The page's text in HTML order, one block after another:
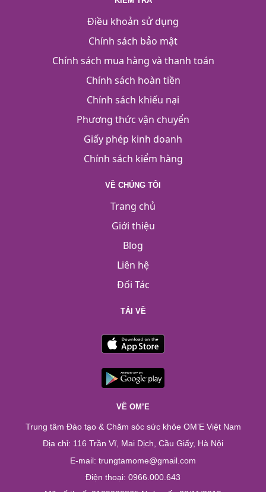
Điều khoản sử dụng
Chính sách bảo mật
Chính sách mua hàng và thanh toán
Chính sách hoàn tiền
Chính sách khiếu nại
Phương thức vận chuyển
Giấy phép kinh doanh
Chính sách kiểm hàng
VỀ CHÚNG TÔI
Trang chủ
Giới thiệu
Blog
Liên hệ
Đối Tác
TẢI VỀ
VỀ OM’E
Trung tâm Đào tạo & Chăm sóc sức khỏe OM’E Việt Nam
Địa chỉ: 116 Trần Vĩ, Mai Dịch, Cầu Giấy, Hà Nội
E-mail: trungtamome@gmail.com
Điện thoại: 0966.000.643